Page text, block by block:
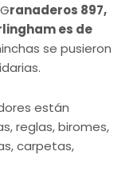
ranaderos 897,
es de
se pusieron
están
reglas, biromes,
carpetas,